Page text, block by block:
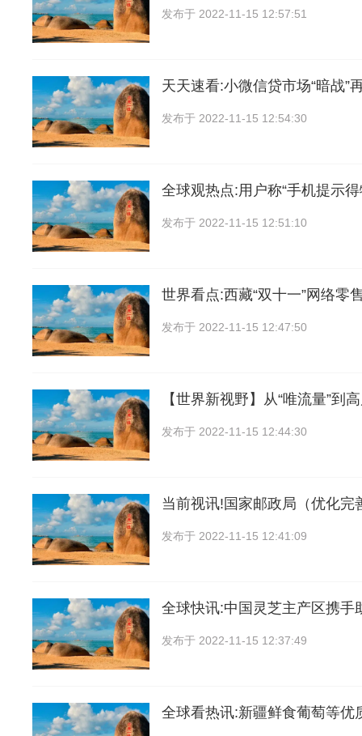
发布于 2022-11-15 12:57:51
天天速看:小微信贷市场“暗战”
发布于 2022-11-15 12:54:30
全球观热点:用户称“手机提示得
发布于 2022-11-15 12:51:10
世界看点:西藏“双十一”网络零
发布于 2022-11-15 12:47:50
【世界新视野】从“唯流量”到
发布于 2022-11-15 12:44:30
当前视讯!国家邮政局（优化完
发布于 2022-11-15 12:41:09
全球快讯:中国灵芝主产区携手
发布于 2022-11-15 12:37:49
全球看热讯:新疆鲜食葡萄等优